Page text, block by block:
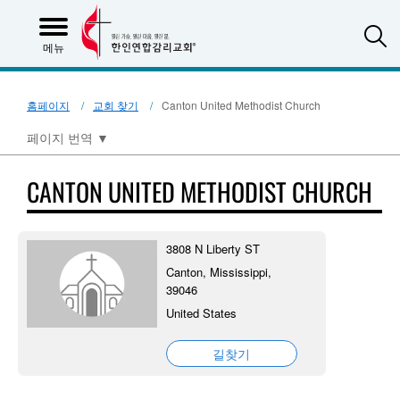
메뉴
홈페이지 교회 찾기 Canton United Methodist Church
페이지 번역 ▼
CANTON UNITED METHODIST CHURCH
3808 N Liberty ST
Canton, Mississippi,
39046
United States
길찾기